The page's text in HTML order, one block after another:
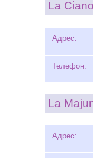
La
Адрес:
Телефон:
La
Адрес: